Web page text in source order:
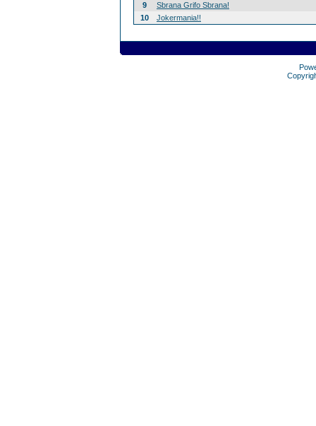
9
Sbrana Grifo Sbrana!
10
Jokermania!!